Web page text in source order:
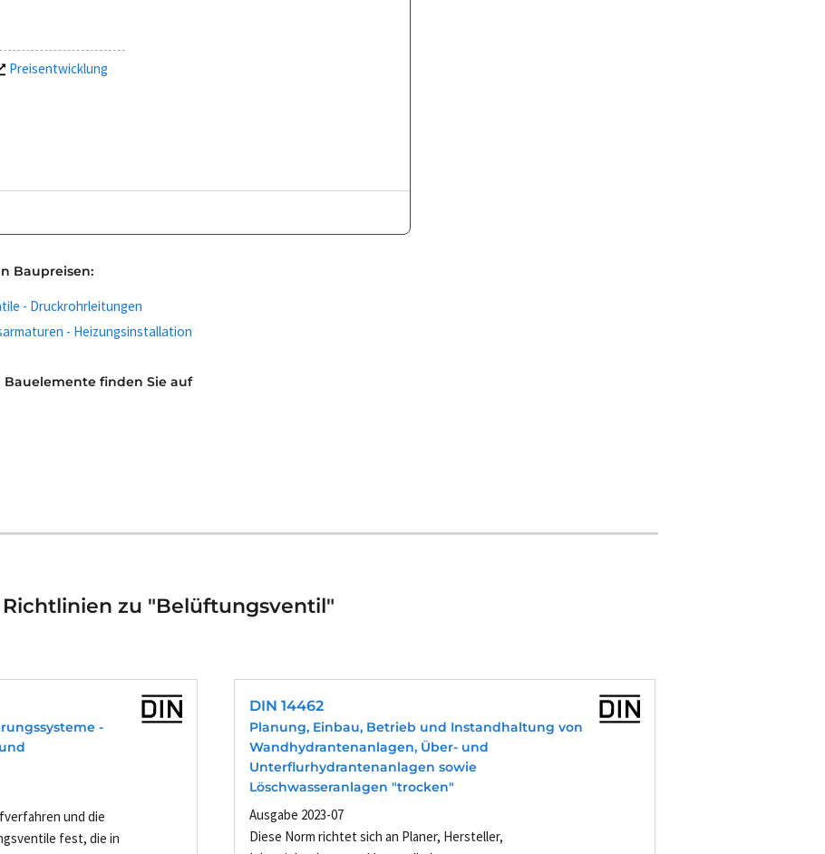
Preisentwicklung
Baupreisen:
- Druckrohrleitungen
- Heizungsinstallation
finden Sie auf
zu "Belüftungsventil"
-
und die
fest, die in
DIN 14462
Planung, Einbau, Betrieb und Instandhaltung von
Wandhydrantenanlagen, Über- und
Unterflurhydrantenanlagen sowie
Löschwasseranlagen "trocken"
Ausgabe 2023-07
Diese Norm richtet sich an Planer, Hersteller,